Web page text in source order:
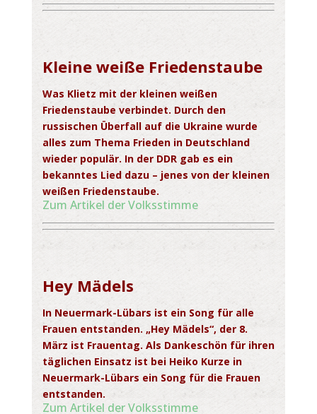
Kleine weiße Friedenstaube
Was Klietz mit der kleinen weißen
Friedenstaube verbindet. Durch den
russischen Überfall auf die Ukraine wurde
alles zum Thema Frieden in Deutschland
wieder populär. In der DDR gab es ein
bekanntes Lied dazu – jenes von der kleinen
weißen Friedenstaube.
Zum Artikel der Volksstimme
Hey Mädels
In Neuermark-Lübars ist ein Song für alle
Frauen entstanden. „Hey Mädels“, der 8.
März ist Frauentag. Als Dankeschön für ihren
täglichen Einsatz ist bei Heiko Kurze in
Neuermark-Lübars ein Song für die Frauen
entstanden.
Zum Artikel der Volksstimme